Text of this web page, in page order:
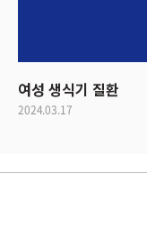
여성 생식기 질환
2024.03.17